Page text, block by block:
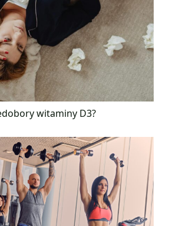
witaminy D3?